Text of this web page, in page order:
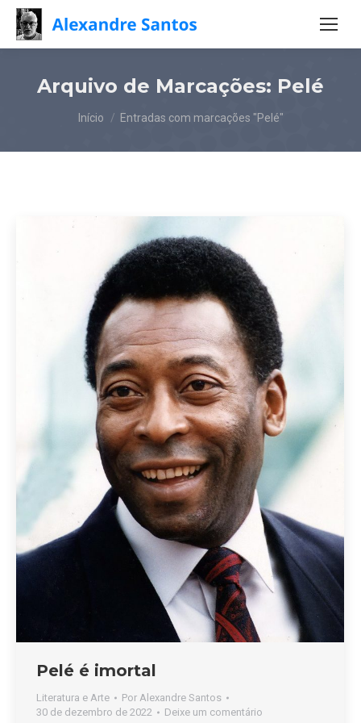
Arquivo de Marcações: Pelé
Você está aqui:
Início Entradas com marcações "Pelé"
Pelé é imortal
Literatura e Arte Por Alexandre Santos
30 de dezembro de 2022
Deixe um comentário